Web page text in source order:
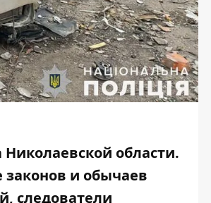
области.
и обычаев
следователи